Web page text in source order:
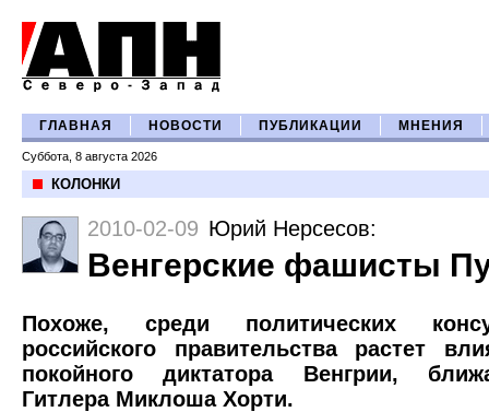
ГЛАВНАЯ НОВОСТИ ПУБЛИКАЦИИ МНЕНИЯ
Суббота, 8 августа 2026
КОЛОНКИ
2010-02-09 Юрий Нерсесов:
Венгерские фашисты
Похоже, среди политических
российского правительства растет
покойного диктатора Венгрии,
Гитлера Миклоша Хорти.